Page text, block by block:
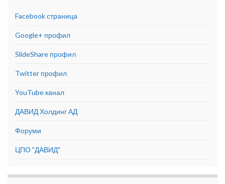
Facebook страница
Google+ профил
SlideShare профил
Twitter профил
YouTube канал
ДАВИД Холдинг АД
Форуми
ЦПО "ДАВИД"